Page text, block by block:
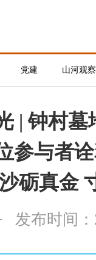
党建 山河观察
| 钟村
参与者
砺真金
发布时间：